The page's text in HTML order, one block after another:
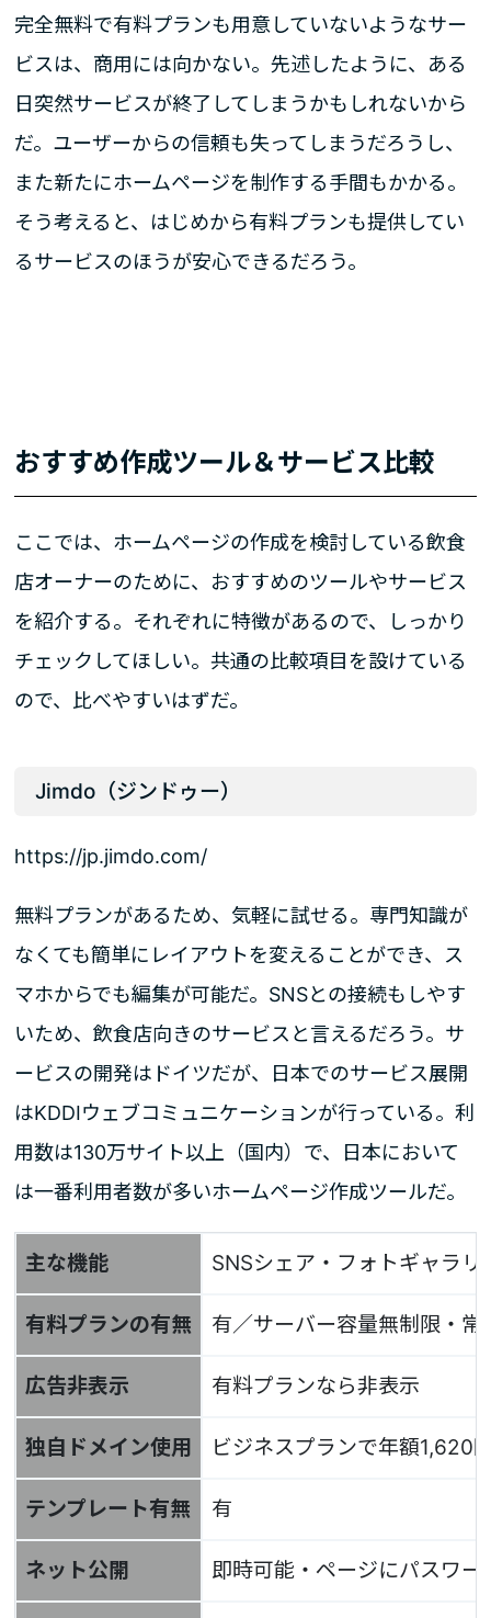
完全無料で有料プランも用意していないようなサー
ビスは、商用には向かない。先述したように、ある
日突然サービスが終了してしまうかもしれないから
だ。ユーザーからの信頼も失ってしまうだろうし、
また新たにホームページを制作する手間もかかる。
そう考えると、はじめから有料プランも提供してい
るサービスのほうが安心できるだろう。
おすすめ作成ツール＆サービス比較
ここでは、ホームページの作成を検討している飲食
店オーナーのために、おすすめのツールやサービス
を紹介する。それぞれに特徴があるので、しっかり
チェックしてほしい。共通の比較項目を設けている
ので、比べやすいはずだ。
Jimdo（ジンドゥー）
https://jp.jimdo.com/
無料プランがあるため、気軽に試せる。専門知識が
なくても簡単にレイアウトを変えることができ、ス
マホからでも編集が可能だ。SNSとの接続もしやす
いため、飲食店向きのサービスと言えるだろう。サ
ービスの開発はドイツだが、日本でのサービス展開
はKDDIウェブコミュニケーションが行っている。利
用数は130万サイト以上（国内）で、日本において
は一番利用者数が多いホームページ作成ツールだ。
主な機能
有料プランの有無
広告非表示
独自ドメイン使用
テンプレート有無
ネット公開
SNSシェア・フォトギャラ
有／サーバー容量無制限・
有料プランなら非表示
ビジネスプランで年額1,620
有
即時可能・ページにパスワ